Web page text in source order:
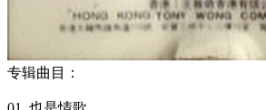
专辑曲目：